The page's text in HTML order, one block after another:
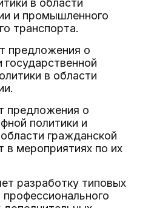
в области
и промышленного
транспорта.
предложения о
в области
предложения о
политики и
гражданской
в мероприятиях по их
разработку типовых